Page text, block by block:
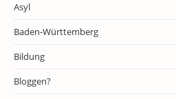
Asyl
Baden-Württemberg
Bildung
Bloggen?